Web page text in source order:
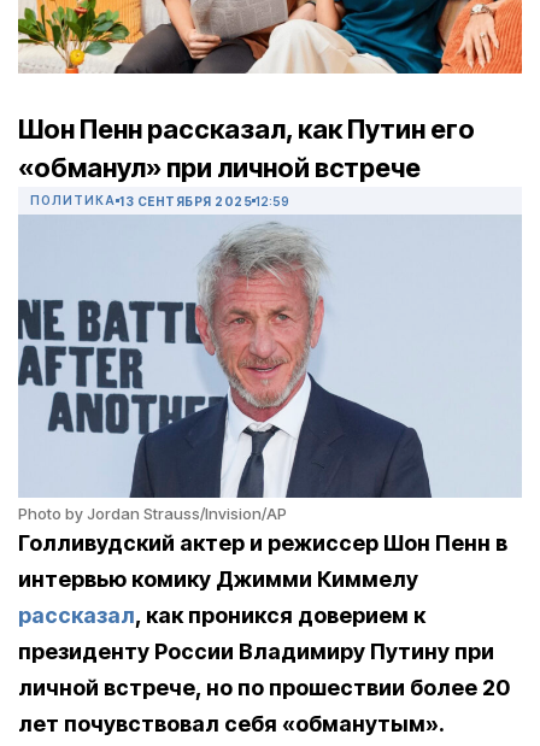
Шон Пенн рассказал, как Путин его
«обманул» при личной встрече
ПОЛИТИКА 13 СЕНТЯБРЯ 2025 12:59
Photo by Jordan Strauss/Invision/AP
Голливудский актер и режиссер Шон Пенн в
интервью комику Джимми Киммелу
рассказал, как проникся доверием к
президенту России Владимиру Путину при
личной встрече, но по прошествии более 20
лет почувствовал себя «обманутым».